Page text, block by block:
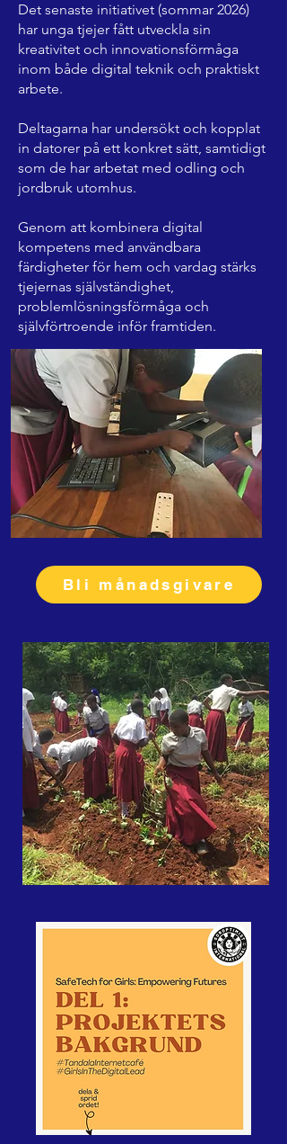
Det senaste initiativet (sommar 2026)
har unga tjejer fått utveckla sin
kreativitet och innovationsförmåga
inom både digital teknik och praktiskt
arbete.
Deltagarna har undersökt och kopplat
in datorer på ett konkret sätt, samtidigt
som de har arbetat med odling och
jordbruk utomhus.
Genom att kombinera digital
kompetens med användbara
färdigheter för hem och vardag stärks
tjejernas självständighet,
problemlösningsförmåga och
självförtroende inför framtiden.
Bli månadsgivare